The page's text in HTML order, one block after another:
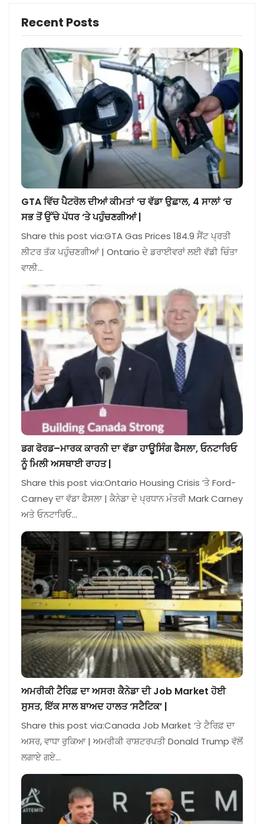
Recent Posts
GTA ਵਿੱਚ ਪੈਟਰੋਲ ਦੀਆਂ ਕੀਮਤਾਂ ‘ਚ ਵੱਡਾ ਉਛਾਲ, 4 ਸਾਲਾਂ ‘ਚ
ਸਭ ਤੋਂ ਉੱਚੇ ਪੱਧਰ ‘ਤੇ ਪਹੁੰਚਣਗੀਆਂ |
Share this post via:GTA Gas Prices 184.9 ਸੈਂਟ ਪ੍ਰਤੀ
ਲੀਟਰ ਤੱਕ ਪਹੁੰਚਣਗੀਆਂ | Ontario ਦੇ ਡਰਾਈਵਰਾਂ ਲਈ ਵੱਡੀ ਚਿੰਤਾ
ਵਾਲੀ…
ਡਗ ਫੋਰਡ–ਮਾਰਕ ਕਾਰਨੀ ਦਾ ਵੱਡਾ ਹਾਊਸਿੰਗ ਫੈਸਲਾ, ਓਨਟਾਰਿਓ
ਨੂੰ ਮਿਲੀ ਅਸਥਾਈ ਰਾਹਤ |
Share this post via:Ontario Housing Crisis ‘ਤੇ Ford-
Carney ਦਾ ਵੱਡਾ ਫੈਸਲਾ | ਕੈਨੇਡਾ ਦੇ ਪ੍ਰਧਾਨ ਮੰਤਰੀ Mark Carney
ਅਤੇ ਓਨਟਾਰਿਓ…
ਅਮਰੀਕੀ ਟੈਰਿਫ਼ ਦਾ ਅਸਰ! ਕੈਨੇਡਾ ਦੀ Job Market ਹੋਈ
ਸੁਸਤ, ਇੱਕ ਸਾਲ ਬਾਅਦ ਹਾਲਤ ‘ਸਟੈਟਿਕ’ |
Share this post via:Canada Job Market ‘ਤੇ ਟੈਰਿਫ਼ ਦਾ
ਅਸਰ, ਵਾਧਾ ਰੁਕਿਆ | ਅਮਰੀਕੀ ਰਾਸ਼ਟਰਪਤੀ Donald Trump ਵੱਲੋਂ
ਲਗਾਏ ਗਏ…